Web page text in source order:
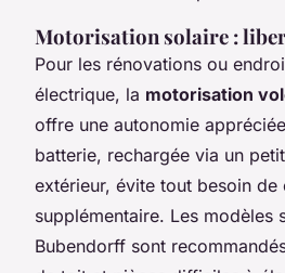
Motorisation solaire :
Pour les rénovations ou
électrique, la motorisation
offre une autonomie
batterie, rechargée via un
extérieur, évite tout besoin de
supplémentaire. Les modèles
Bubendorff sont